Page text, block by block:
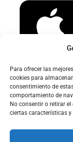
Para ofrecer las
cookies para
consentimiento de
comportamiento de
No consentir o retirar
ciertas características y
Avertissement
Veuillez vérifier
recevoir nos e-mails.